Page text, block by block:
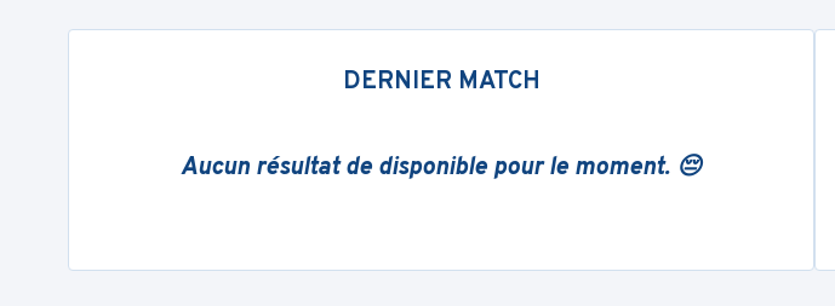
DERNIER MATCH
Aucun résultat de disponible pour le moment. 😔